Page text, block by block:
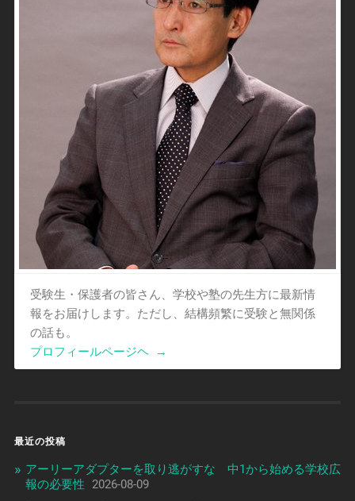
受験生・保護者の皆さん、学校や塾の先生方に最新情
報をお届けします。ただし、結構頻繁に受験と無関係
の話も。
プロフィールページヘ
→
最近の投稿
アーリーアダプターを取り逃がすな 中1から始める学校広
報の必要性
2026-08-09